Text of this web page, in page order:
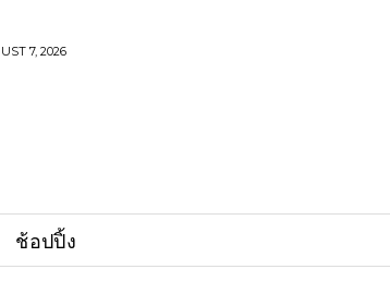
7, 2026
ช้อปปิ้ง